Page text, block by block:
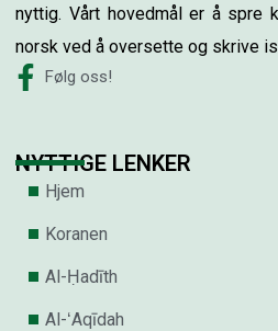
nyttig. Vårt hovedmål er å spre
norsk ved å oversette og skrive
Følg oss!
NYTTIGE LENKER
Hjem
Koranen
Al-Ḥadīth
Al-ʻAqīdah